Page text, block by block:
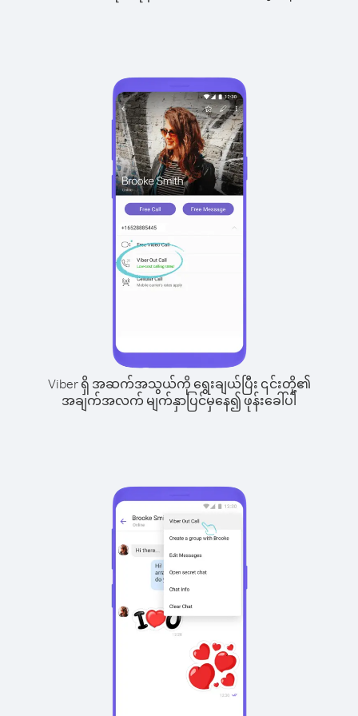
Viber ရှိ အဆက်အသွယ်ကို ရွေးချယ်ပြီး ၎င်းတို့၏
အချက်အလက် မျက်နှာပြင်မှနေ၍ ဖုန်းခေါ်ပါ